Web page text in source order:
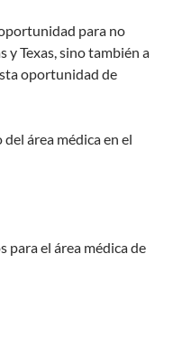
para no
y Texas, sino también a
oportunidad de
área médica en el
para el área médica de